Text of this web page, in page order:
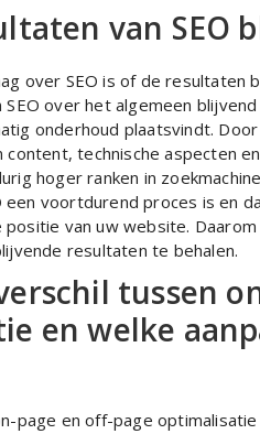
van SEO
over SEO is of de
over het algemeen
onderhoud plaatsvindt.
technische aspecten
hoger ranken in
een voortdurend proces is en
positie van uw website.
resultaten te behalen.
tussen
en welke
page en off-page